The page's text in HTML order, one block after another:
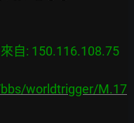
自: 150.116.108.75
worldtrigger/M.17